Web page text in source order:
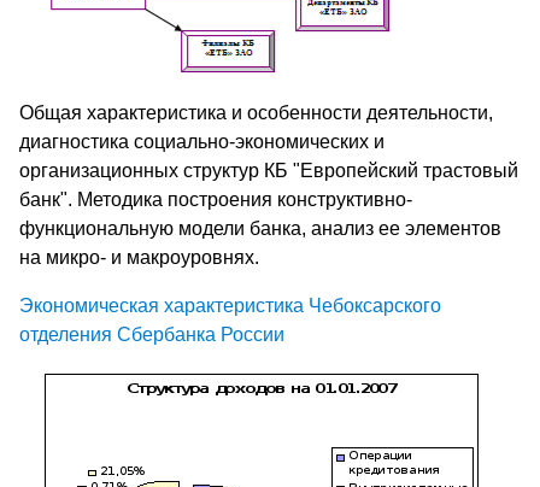
Общая характеристика и особенности деятельности,
диагностика социально-экономических и
организационных структур КБ "Европейский трастовый
банк". Методика построения конструктивно-
функциональную модели банка, анализ ее элементов
на микро- и макроуровнях.
Экономическая характеристика Чебоксарского
отделения Сбербанка России